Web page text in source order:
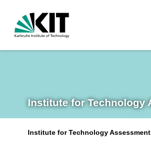
Institute for Technology
Institute for Technology